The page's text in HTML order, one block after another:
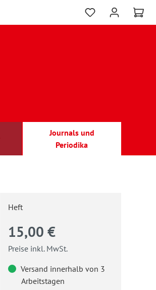
Journals und
Periodika
Heft
15,00 €
Preise inkl. MwSt.
Versand innerhalb von 3
Arbeitstagen